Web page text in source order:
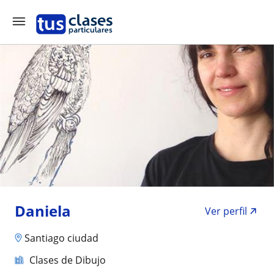
Daniela
Ver perfil
Santiago ciudad
Clases de Dibujo